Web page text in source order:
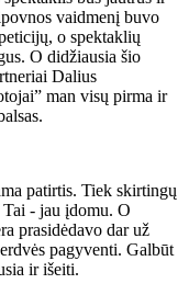
vaidmenį buvo
o spektaklių
O didžiausia šio
Dalius
man visų pirma ir
patirtis. Tiek skirtingų
- jau įdomu. O
prasidėdavo dar už
pagyventi. Galbūt
ir išeiti.